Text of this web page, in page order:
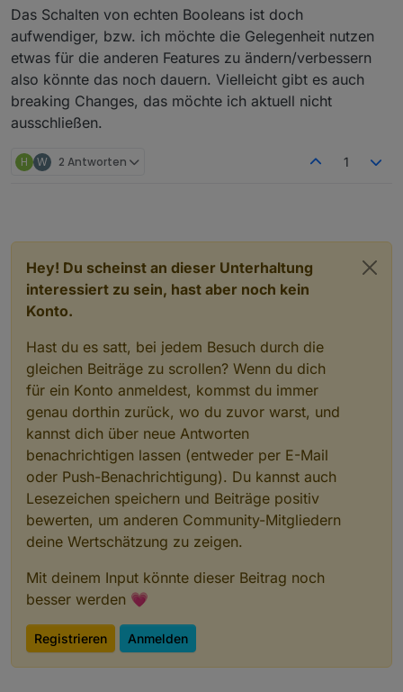
Das Schalten von echten Booleans ist doch
aufwendiger, bzw. ich möchte die Gelegenheit nutzen
etwas für die anderen Features zu ändern/verbessern
also könnte das noch dauern. Vielleicht gibt es auch
breaking Changes, das möchte ich aktuell nicht
ausschließen.
H W 2 Antworten 1
Hey! Du scheinst an dieser Unterhaltung
interessiert zu sein, hast aber noch kein
Konto.
Hast du es satt, bei jedem Besuch durch die
gleichen Beiträge zu scrollen? Wenn du dich
für ein Konto anmeldest, kommst du immer
genau dorthin zurück, wo du zuvor warst, und
kannst dich über neue Antworten
benachrichtigen lassen (entweder per E-Mail
oder Push-Benachrichtigung). Du kannst auch
Lesezeichen speichern und Beiträge positiv
bewerten, um anderen Community-Mitgliedern
deine Wertschätzung zu zeigen.
Mit deinem Input könnte dieser Beitrag noch
besser werden 💗
Registrieren Anmelden